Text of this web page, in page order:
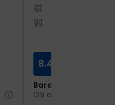
Warszawa -
Bardzo dobry
129 opinii
8.4